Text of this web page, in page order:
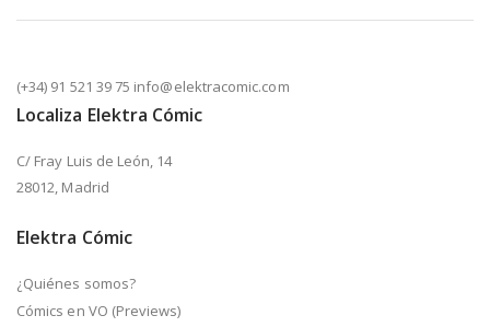
(+34) 91 521 39 75 info@elektracomic.com
Localiza Elektra Cómic
C/ Fray Luis de León, 14
28012, Madrid
Elektra Cómic
¿Quiénes somos?
Cómics en VO (Previews)